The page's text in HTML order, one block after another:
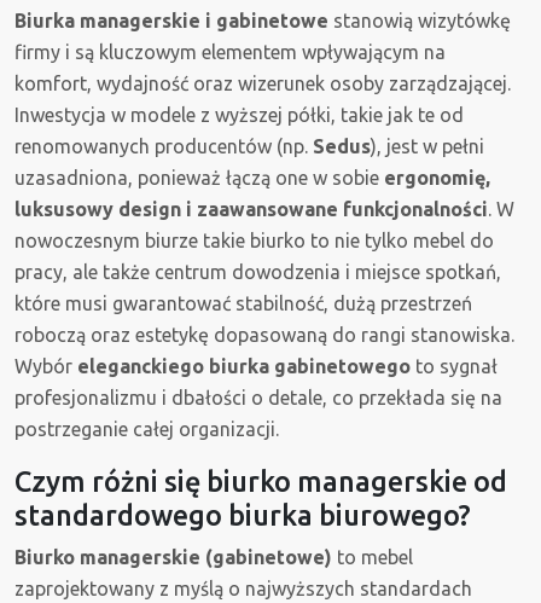
Biurka managerskie i gabinetowe stanowią wizytówkę
firmy i są kluczowym elementem wpływającym na
komfort, wydajność oraz wizerunek osoby zarządzającej.
Inwestycja w modele z wyższej półki, takie jak te od
renomowanych producentów (np. Sedus), jest w pełni
uzasadniona, ponieważ łączą one w sobie ergonomię,
luksusowy design i zaawansowane funkcjonalności. W
nowoczesnym biurze takie biurko to nie tylko mebel do
pracy, ale także centrum dowodzenia i miejsce spotkań,
które musi gwarantować stabilność, dużą przestrzeń
roboczą oraz estetykę dopasowaną do rangi stanowiska.
Wybór eleganckiego biurka gabinetowego to sygnał
profesjonalizmu i dbałości o detale, co przekłada się na
postrzeganie całej organizacji.
Czym różni się biurko managerskie od
standardowego biurka biurowego?
Biurko managerskie (gabinetowe) to mebel
zaprojektowany z myślą o najwyższych standardach